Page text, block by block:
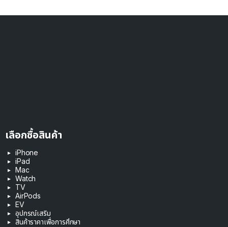
เลือกซื้อสินค้า
iPhone
iPad
Mac
Watch
TV
AirPods
EV
อุปกรณ์เสริม
สินค้าราคาเพื่อการศึกษา